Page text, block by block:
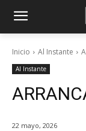
Inicio Al Instante
Al Instante
22 mayo, 2026